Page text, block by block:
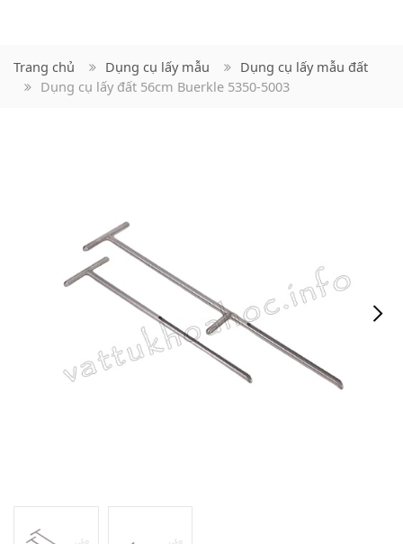
Trang chủ Dụng cụ lấy mẫu
Dụng cụ lấy mẫu đất
Dụng cụ lấy đất 56cm Buerkle 5350-5003